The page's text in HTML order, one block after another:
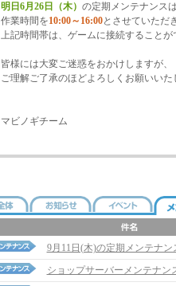
明日6月26日（木） の定期メンテナンス
作業時間を10:00～16:00とさせていただ
上記時間帯は、ゲームに接続することが
皆様には大変ご迷惑をおかけしますが、
ご理解ご了承のほどよろしくお願いいた
マビノギチーム
9月11日(木)の定期メンテナン
ショップサーバーメンテナン